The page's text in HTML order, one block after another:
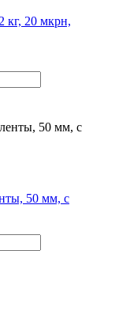
кг, 20 мкрн,
50 мм, с